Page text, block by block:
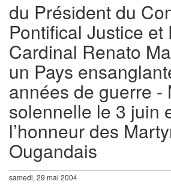
du Président du
Pontifical Justice et
Cardinal Renato
un Pays
années de guerre -
solennelle le 3 juin
l’honneur des
Ougandais
samedi, 29 mai 2004